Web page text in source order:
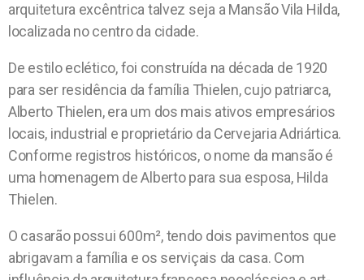
arquitetura excêntrica talvez seja a Mansão Vila Hilda,
localizada no centro da cidade.
De estilo eclético, foi construída na década de 1920
para ser residência da família Thielen, cujo patriarca,
Alberto Thielen, era um dos mais ativos empresários
locais, industrial e proprietário da Cervejaria Adriártica.
Conforme registros históricos, o nome da mansão é
uma homenagem de Alberto para sua esposa, Hilda
Thielen.
O casarão possui 600m², tendo dois pavimentos que
abrigavam a família e os serviçais da casa. Com